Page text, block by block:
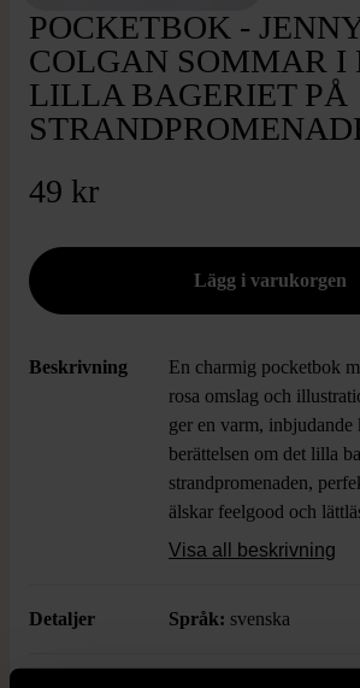
POCKETBOK -
COLGAN SOMMAR I
LILLA BAGERIET PÅ
49 kr
Beskrivning
En charmig pocketbok
rosa omslag och
ger en varm, inbjudande
berättelsen om det lilla
strandpromenaden,
älskar feelgood och
Boken har en smidig
Visa all beskrivning
Detaljer Språk: svenska